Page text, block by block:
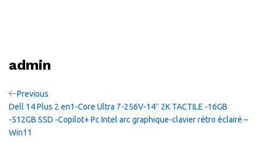
admin
Navigation
de
l’article
Previous
Post
Previous
Dell 14 Plus 2 en1-Core Ultra 7-256V-14″ 2K TACTILE -16GB
-512GB SSD -Copilot+ Pc Intel arc graphique-clavier rétro éclairé –
Win11